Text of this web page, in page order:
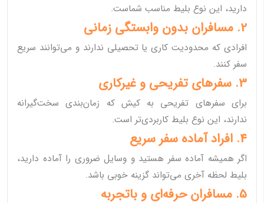
دارید، این نوع بلیط مناسب شماست.
2. مسافران بدون وابستگی زمانی
افرادی که محدودیت کاری یا تحصیلی ندارند و می‌توانند سریع
سفر کنند.
3. سفرهای تفریحی و غیرکاری
برای سفرهای تفریحی به کیش که زمان‌بندی سخت‌گیرانه
ندارند، این نوع بلیط کاربردی‌تر است.
4. افراد آماده سفر سریع
اگر همیشه آماده سفر هستید و وسایل ضروری را آماده دارید،
بلیط لحظه آخری می‌تواند گزینه خوبی باشد.
5. مسافران حرفه‌ای و باتجربه